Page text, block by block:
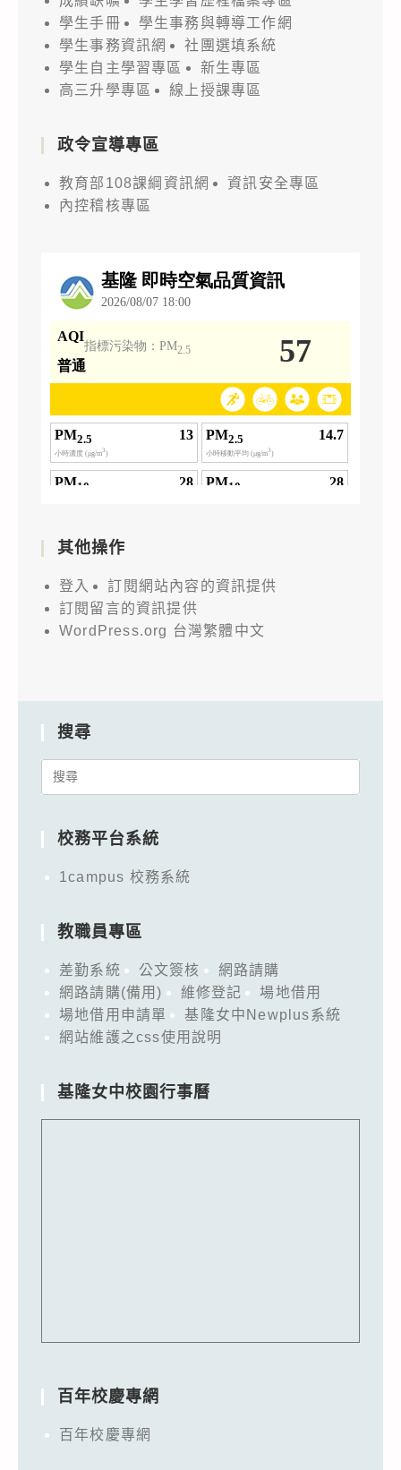
學生手冊
學生事務與轉導工作網
學生事務資訊網
社團選填系統
學生自主學習專區
新生專區
高三升學專區
線上授課專區
政令宣導專區
教育部108課綱資訊網
資訊安全專區
內控稽核專區
其他操作
登入
訂閱網站內容的資訊提供
訂閱留言的資訊提供
WordPress.org 台灣繁體中文
搜尋
Search
校務平台系統
1campus 校務系統
教職員專區
差勤系統 公文簽核
網路請購
網路請購(備用)
維修登記
場地借用
場地借用申請單
基隆女中Newplus系統
網站維護之css使用說明
基隆女中校園行事曆
百年校慶專網
百年校慶專網